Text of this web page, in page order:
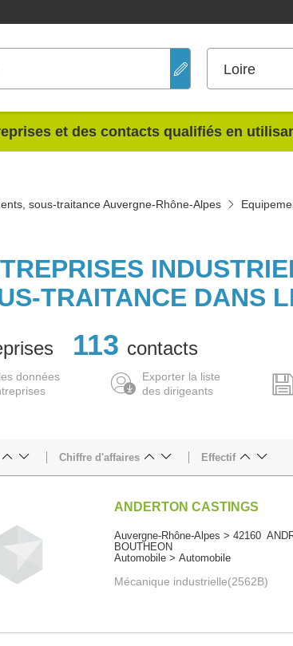
Loire
et des contacts qualifiés en
sous-traitance Auvergne-Rhône-Alpes
TRAITANCE DANS
113 contacts
données
Exporter la liste
des dirigeants
Chiffre d'affaires Effectif
ANDERTON CASTINGS
Auvergne-Rhône-Alpes > 42160
BOUTHEON
Automobile > Automobile
Mécanique industrielle(2562B)